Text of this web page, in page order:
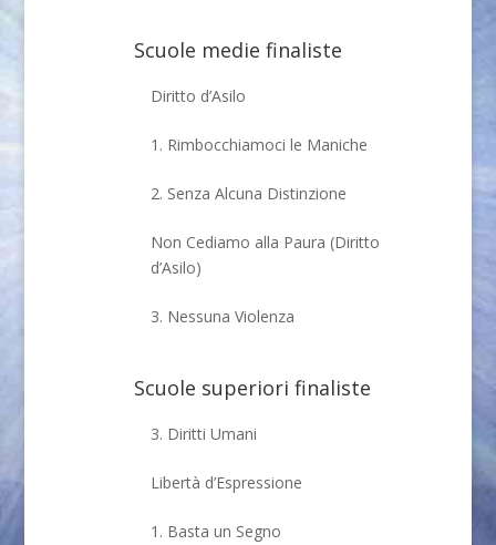
Scuole medie finaliste
Diritto d’Asilo
1. Rimbocchiamoci le Maniche
2. Senza Alcuna Distinzione
Non Cediamo alla Paura (Diritto
d’Asilo)
3. Nessuna Violenza
Scuole superiori finaliste
3. Diritti Umani
Libertà d’Espressione
1. Basta un Segno